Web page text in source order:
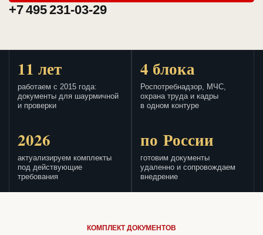
+7 495 231-03-29
11 лет
работаем с 2015 года:
документы для шаурмичной
и проверки
4 блока
Роспотребнадзор, МЧС,
охрана труда и кадры
в одном контуре
2026
актуализируем комплекты
под действующие
требования
по России
готовим документы
удаленно и сопровождаем
внедрение
КОМПЛЕКТ ДОКУМЕНТОВ